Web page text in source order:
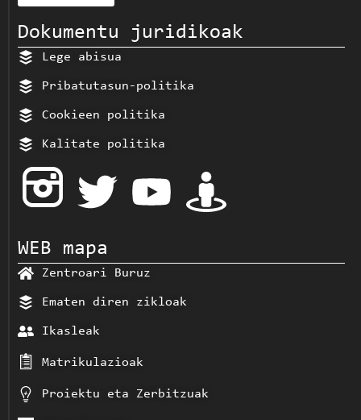
Dokumentu juridikoak
Lege abisua
Pribatutasun-politika
Cookieen politika
Kalitate politika
WEB mapa
Zentroari Buruz
Ematen diren zikloak
Ikasleak
Matrikulazioak
Proiektu eta Zerbitzuak